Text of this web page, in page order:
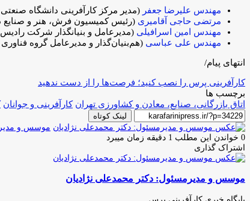
مهندس علیرضا جعفر (مدیر مرکز کارآفرینی دانشگاه
مرتضی حاجی آقامیری (رئیس کمیسیون فرش، هنر و صنایع
مهندس امین اسرافیلی (مدیرعامل و بنیانگذار شرکت
مهندس علی عباسی (هم‌بنیان‌گذار و مدیرعامل گروه
انتهای پیام/
کارآفرینی پرس را نصب کنید؛ فرصت‌ها را از دست ندهید
برچسب ها
اتاق بازرگانی، صنایع، معادن و کشاورزی تهران کارآفرینی و جوانان
لینک کوتاه
موسس و
0 خواندن این مطلب 1 دقیقه زمان میبرد
اشتراک گذاری
فیس
توئیتر
لینکدین
واتس
تلگرام
اشتراک
از
ایمیل
چاپ
موسس و مدیرمسئول: دکتر محمدعلی نژادیان